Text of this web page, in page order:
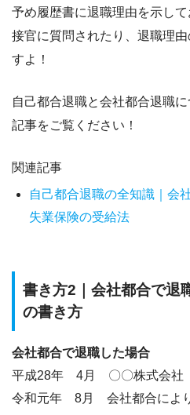
予め履歴書に退職理由を示して
接官に質問されたり、退職理
すよ！
自己都合退職と会社都合退職
記事をご覧ください！
関連記事
自己都合退職の全知識｜会
失業保険の受給法
書き方2｜会社都合で退
の書き方
会社都合で退職した場合
平成28年 4月 〇〇株式会
令和元年 8月 会社都合によ